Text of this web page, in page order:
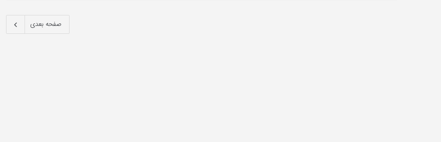
صفحه بعدی